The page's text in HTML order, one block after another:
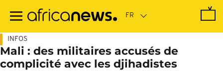
contenu
INFOS
Mali : des militaires accusés de
complicité avec les djihadistes